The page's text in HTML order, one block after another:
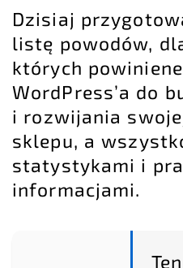
Dzisiaj
listę powodów,
których
WordPress’a do
i rozwijania
sklepu, a
statystykami i
informacjami.